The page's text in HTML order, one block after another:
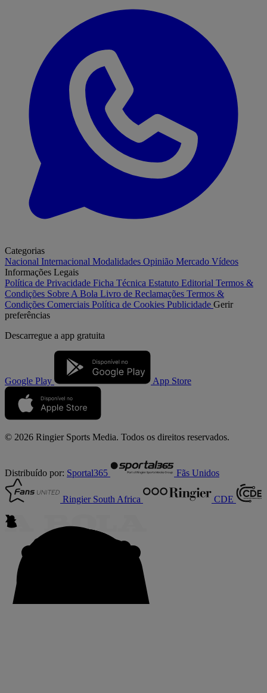
Categorias
Nacional Internacional Modalidades Opinião Mercado Vídeos
Informações Legais
Política de Privacidade Ficha Técnica Estatuto Editorial Termos &
Condições Sobre A Bola Livro de Reclamações Termos &
Condições Comerciais Política de Cookies Publicidade Gerir
preferências
Descarregue a app gratuita
Google Play App Store
© 2026 Ringier Sports Media. Todos os direitos reservados.
Distribuído por: Sportal365 Fãs Unidos
Ringier South Africa CDE